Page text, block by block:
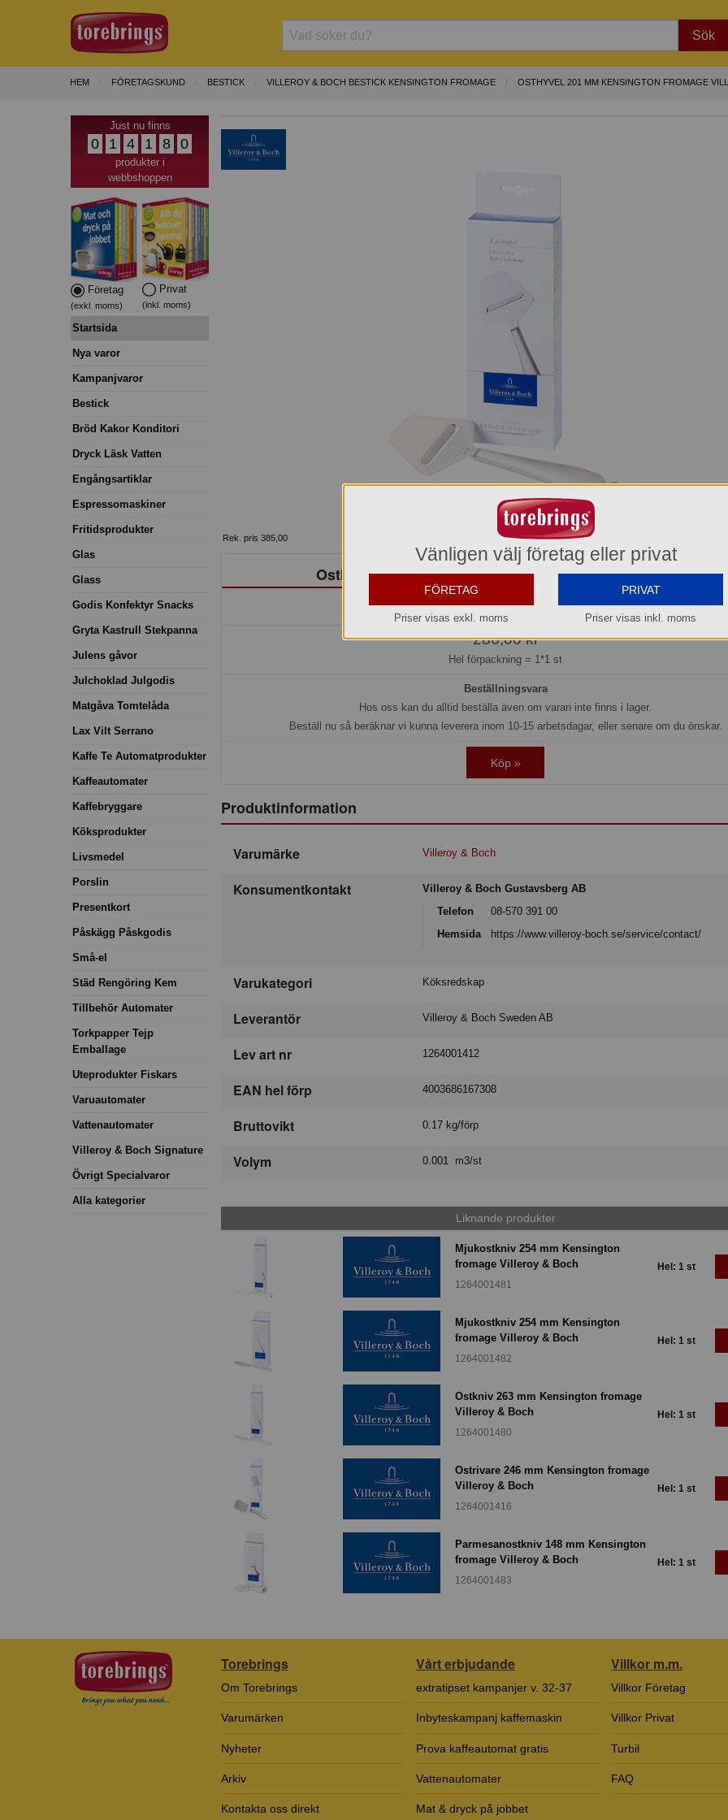
Sök
HEM FÖRETAGSKUND BESTICK VILLEROY & BOCH BESTICK KENSINGTON FROMAGE OSTHYVEL 201 MM KENSINGTON FROMAGE
Just nu finns
0 1 4 1 8 0
produkter i
webbshoppen
Företag
(exkl. moms)
Privat
(inkl. moms)
Startsida
Nya varor
Kampanjvaror
Bestick
Bröd Kakor Konditori
Dryck Läsk Vatten
Engångsartiklar
Espressomaskiner
Fritidsprodukter
Glas
Glass
Godis Konfektyr Snacks
Gryta Kastrull Stekpanna
Julens gåvor
Julchoklad Julgodis
Matgåva Tomtelåda
Lax Vilt Serrano
Kaffe Te Automatprodukter
Kaffeautomater
Kaffebryggare
Köksprodukter
Livsmedel
Porslin
Presentkort
Påskägg Påskgodis
Små-el
Städ Rengöring Kem
Tillbehör Automater
Torkpapper Tejp
Emballage
Uteprodukter Fiskars
Varuautomater
Vattenautomater
Villeroy & Boch Signature
Övrigt Specialvaror
Alla kategorier
Rek. pris 385,00
Osthyvel 201 mm Kensington fromage Villeroy & Boch
286,00 kr
Hel förpackning = 1*1 st
Beställningsvara
Hos oss kan du alltid beställa även om varan inte finns i lager.
Beställ nu så beräknar vi kunna leverera inom 10-15 arbetsdagar, eller senare om du önskar.
Köp »
Produktinformation
Varumärke Villeroy & Boch
Konsumentkontakt
Villeroy & Boch Gustavsberg AB
Telefon
08-570 391 00
Hemsida
https://www.villeroy-boch.se/service/contact/
Varukategori Köksredskap
Leverantör Villeroy & Boch Sweden AB
Lev art nr 1264001412
EAN hel förp 4003686167308
Bruttovikt 0.17 kg/förp
Volym 0.001 m3/st
Liknande produkter
Mjukostkniv 254 mm Kensington
fromage Villeroy & Boch
1264001481
Hel: 1 st
Mjukostkniv 254 mm Kensington
fromage Villeroy & Boch
1264001482
Hel: 1 st
Ostkniv 263 mm Kensington fromage
Villeroy & Boch
1264001480
Hel: 1 st
Ostrivare 246 mm Kensington fromage
Villeroy & Boch
1264001416
Hel: 1 st
Parmesanostkniv 148 mm Kensington
fromage Villeroy & Boch
1264001483
Hel: 1 st
Torebrings
Om Torebrings
Varumärken
Nyheter
Arkiv
Kontakta oss direkt
Vårt erbjudande
extratipset kampanjer v. 32-37
Inbyteskampanj kaffemaskin
Prova kaffeautomat gratis
Vattenautomater
Mat & dryck på jobbet
Villkor m.m.
Villkor Företag
Villkor Privat
Turbil
FAQ
Vänligen välj företag eller privat
FÖRETAG
Priser visas exkl. moms
PRIVAT
Priser visas inkl. moms